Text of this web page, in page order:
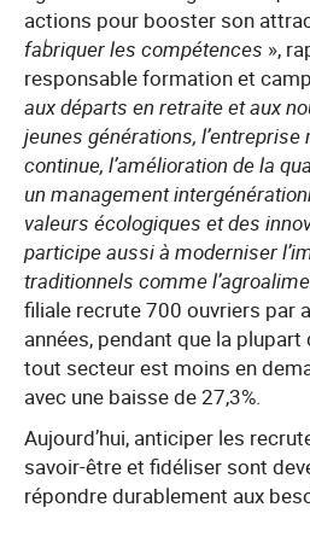
actions pour booster son
fabriquer les compétences »,
responsable formation et
aux départs en retraite et aux
jeunes générations,
continue, l’amélioration de la
un management
valeurs écologiques et des
participe aussi à moderniser
traditionnels comme
filiale recrute 700 ouvriers par
années, pendant que la
tout secteur est moins en
avec une baisse de 27,3%.
Aujourd’hui, anticiper les
savoir-être et fidéliser sont
répondre durablement aux